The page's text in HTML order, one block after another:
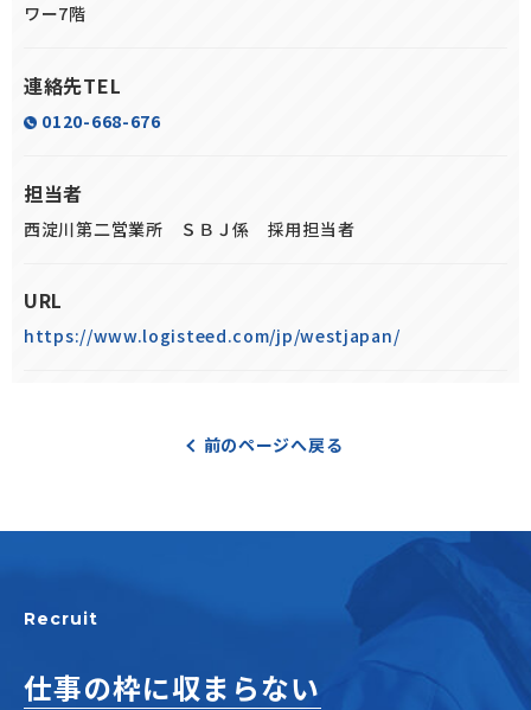
ワー7階
連絡先TEL
0120-668-676
担当者
西淀川第二営業所 ＳＢＪ係 採用担当者
URL
https://www.logisteed.com/jp/westjapan/
前のページへ戻る
Recruit
仕事の枠に収まらない